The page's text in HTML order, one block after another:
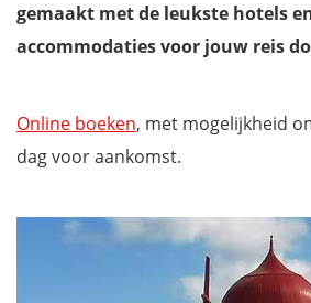
gemaakt met de leukste hotels
accommodaties voor jouw reis
Online boeken, met mogelijkheid
dag voor aankomst.